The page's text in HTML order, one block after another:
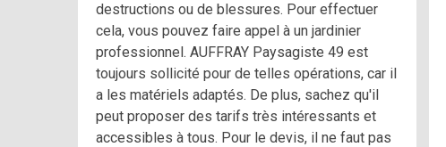
destructions ou de blessures. Pour effectuer
cela, vous pouvez faire appel à un jardinier
professionnel. AUFFRAY Paysagiste 49 est
toujours sollicité pour de telles opérations, car il
a les matériels adaptés. De plus, sachez qu'il
peut proposer des tarifs très intéressants et
accessibles à tous. Pour le devis, il ne faut pas